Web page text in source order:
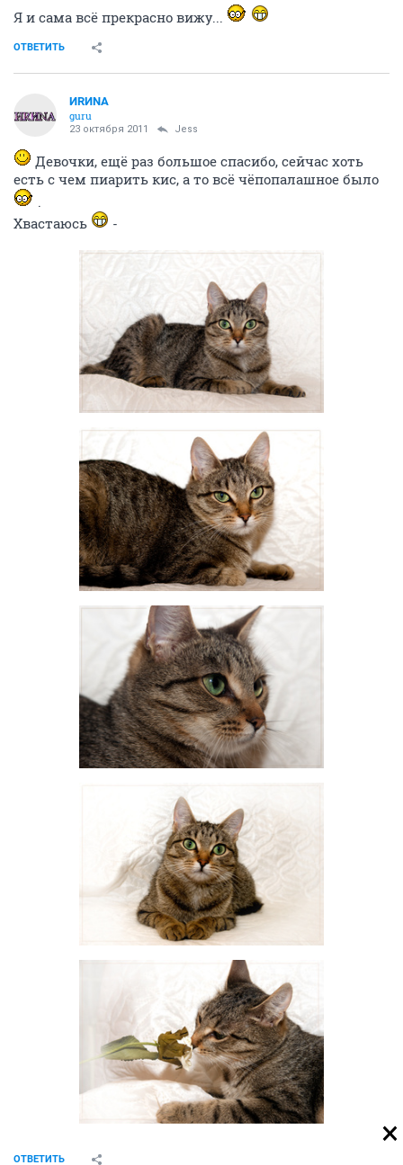
Я и сама всё прекрасно вижу...
ОТВЕТИТЬ
ИRИNА
guru
23 октября 2011 Jess
Девочки, ещё раз большое спасибо, сейчас хоть
есть с чем пиарить кис, а то всё чёпопалашное было
.
Хвастаюсь
-
ОТВЕТИТЬ